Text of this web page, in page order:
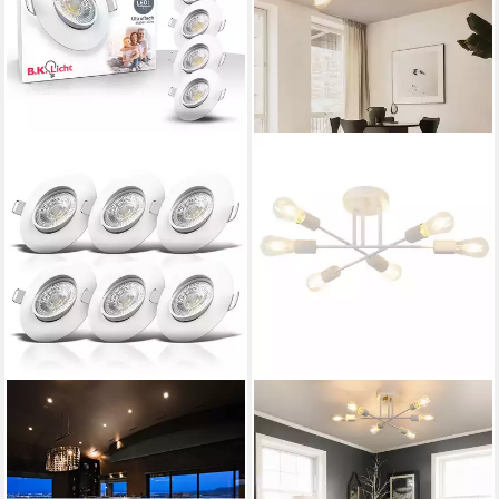
B.K.LICHT
LED Einbaustrahler 6er SET
Einbauspots Ultra-flach
30mm schwenkbar 230V
Deckenleuchte Deckenlampe
E27 für Wohnzimmer Retro
Design, LED wechselbar,